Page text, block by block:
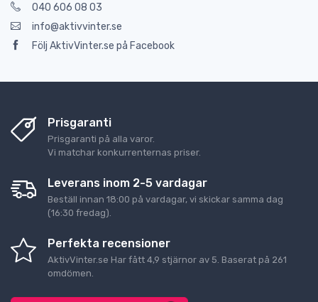
040 606 08 03
info@aktivvinter.se
Följ AktivVinter.se på Facebook
Prisgaranti
Prisgaranti på alla varor.
Vi matchar konkurrenternas priser.
Leverans inom 2-5 vardagar
Beställ innan 18:00 på vardagar, vi skickar samma dag
(16:30 fredag).
Perfekta recensioner
AktivVinter.se Har fått 4,9 stjärnor av 5 . Baserat på 261
omdömen.